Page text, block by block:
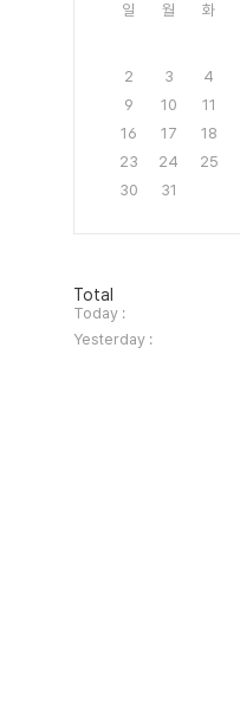
일 월 화
2
3 4
9
10 11
16
17 18
23
24 25
30
31
방
문
자
수
Total
Today :
Yesterday :